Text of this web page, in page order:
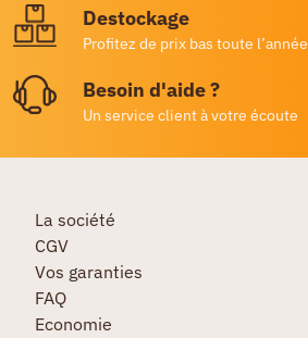
Destockage
Profitez de prix bas toute l’année
Besoin d'aide ?
Un service client à votre écoute
La société
CGV
Vos garanties
FAQ
Economie